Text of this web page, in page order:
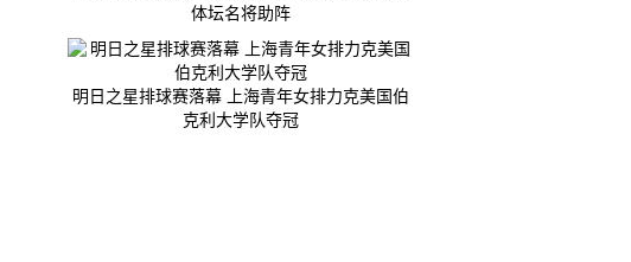
体坛名将助阵
明日之星排球赛落幕 上海青年女排力克美国伯
克利大学队夺冠